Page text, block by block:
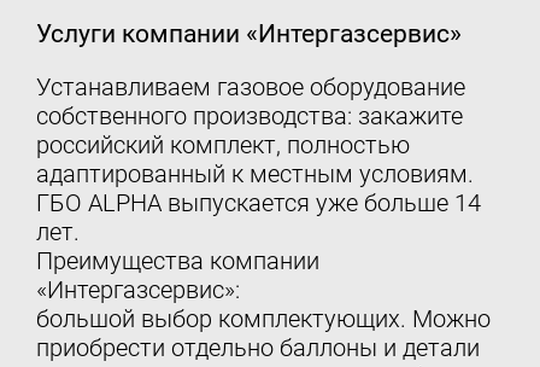
Услуги компании «Интергазсервис»
Устанавливаем газовое оборудование
собственного производства: закажите
российский комплект, полностью
адаптированный к местным условиям.
ГБО ALPHA выпускается уже больше 14
лет.
Преимущества компании
«Интергазсервис»:
большой выбор комплектующих. Можно
приобрести отдельно баллоны и детали